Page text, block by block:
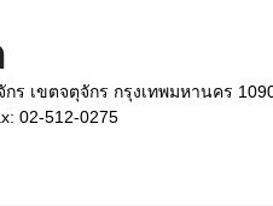
เขตจตุจักร กรุงเทพมหานคร
02-512-0275